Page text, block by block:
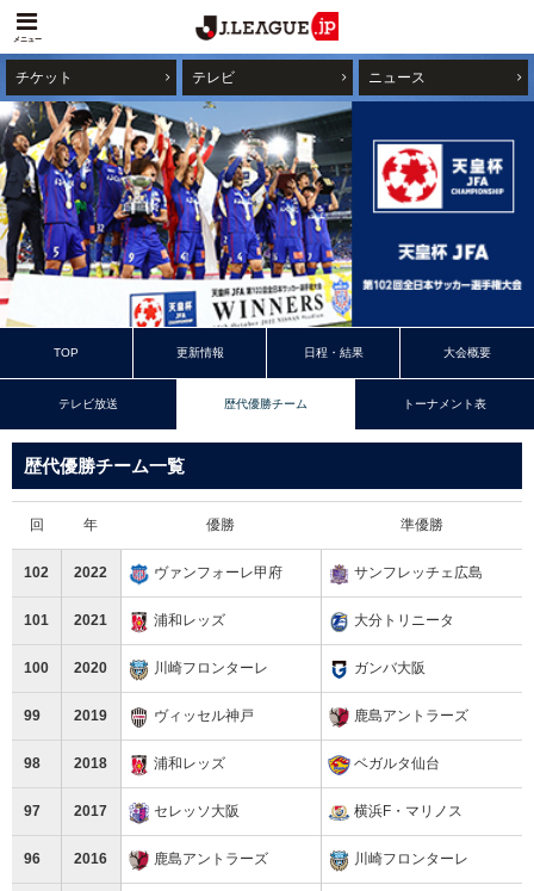
メニュー
チケット テレビ ニュース
TOP 更新情報 日程・結果 大会概要
テレビ放送 歴代優勝チーム トーナメント表
歴代優勝チーム一覧
回 年 優勝 準優勝
102 2022 ヴァンフォーレ甲府 サンフレッチェ広島
101 2021 浦和レッズ 大分トリニータ
100 2020 川崎フロンターレ ガンバ大阪
99 2019 ヴィッセル神戸 鹿島アントラーズ
98 2018 浦和レッズ ベガルタ仙台
97 2017 セレッソ大阪 横浜F・マリノス
96 2016 鹿島アントラーズ 川崎フロンターレ